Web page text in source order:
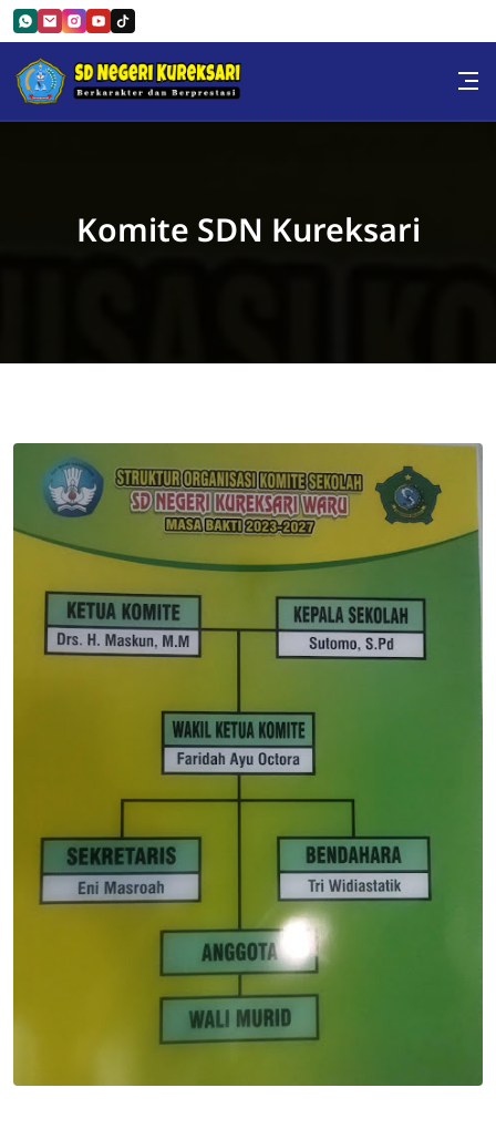
Skip to Content
SD Negeri Kureksari
Komite SDN Kureksari